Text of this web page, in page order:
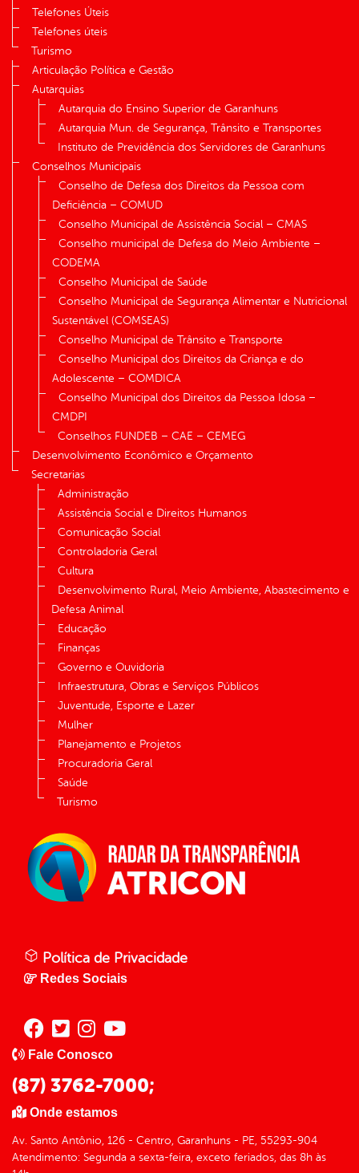
Telefones Úteis
Telefones úteis
Turismo
Articulação Política e Gestão
Autarquias
Autarquia do Ensino Superior de Garanhuns
Autarquia Mun. de Segurança, Trânsito e Transportes
Instituto de Previdência dos Servidores de Garanhuns
Conselhos Municipais
Conselho de Defesa dos Direitos da Pessoa com
Deficiência – COMUD
Conselho Municipal de Assistência Social – CMAS
Conselho municipal de Defesa do Meio Ambiente –
CODEMA
Conselho Municipal de Saúde
Conselho Municipal de Segurança Alimentar e Nutricional
Sustentável (COMSEAS)
Conselho Municipal de Trânsito e Transporte
Conselho Municipal dos Direitos da Criança e do
Adolescente – COMDICA
Conselho Municipal dos Direitos da Pessoa Idosa –
CMDPI
Conselhos FUNDEB – CAE – CEMEG
Desenvolvimento Econômico e Orçamento
Secretarias
Administração
Assistência Social e Direitos Humanos
Comunicação Social
Controladoria Geral
Cultura
Desenvolvimento Rural, Meio Ambiente, Abastecimento e
Defesa Animal
Educação
Finanças
Governo e Ouvidoria
Infraestrutura, Obras e Serviços Públicos
Juventude, Esporte e Lazer
Mulher
Planejamento e Projetos
Procuradoria Geral
Saúde
Turismo
Política de Privacidade
Redes Sociais
Fale Conosco
(87) 3762-7000;
Onde estamos
Av. Santo Antônio, 126 - Centro, Garanhuns - PE, 55293-904
Atendimento: Segunda a sexta-feira, exceto feriados, das 8h às